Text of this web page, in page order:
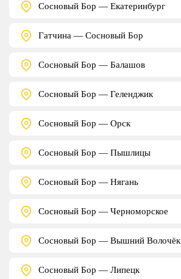
Сосновый Бор — Екатеринбург
Гатчина — Сосновый Бор
Сосновый Бор — Балашов
Сосновый Бор — Геленджик
Сосновый Бор — Орск
Сосновый Бор — Пышлицы
Сосновый Бор — Нягань
Сосновый Бор — Черноморское
Сосновый Бор — Вышний Волочёк
Сосновый Бор — Липецк